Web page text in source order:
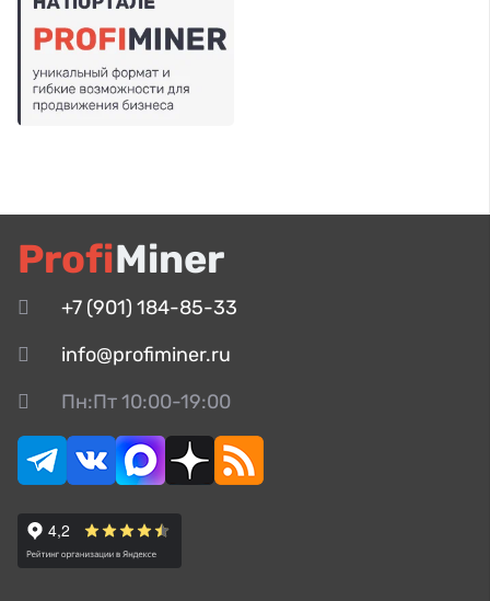
ProfiMiner
+7 (901) 184-85-33
info@profiminer.ru
Пн:Пт 10:00-19:00